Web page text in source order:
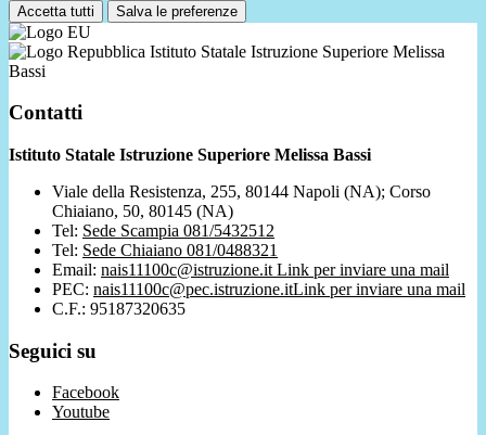
Accetta tutti Salva le preferenze
Istituto Statale Istruzione Superiore Melissa
Bassi
Contatti
Istituto Statale Istruzione Superiore Melissa Bassi
Viale della Resistenza, 255, 80144 Napoli (NA); Corso
Chiaiano, 50, 80145 (NA)
Tel: Sede Scampia 081/5432512
Tel: Sede Chiaiano 081/0488321
Email: nais11100c@istruzione.it Link per inviare una mail
PEC: nais11100c@pec.istruzione.itLink per inviare una mail
C.F.: 95187320635
Seguici su
Facebook
Youtube